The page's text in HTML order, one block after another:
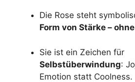
Die Rose steht
Form von Stärke –
Sie ist ein Zeichen für
Selbstüberwindung:
Emotion statt Coolness.